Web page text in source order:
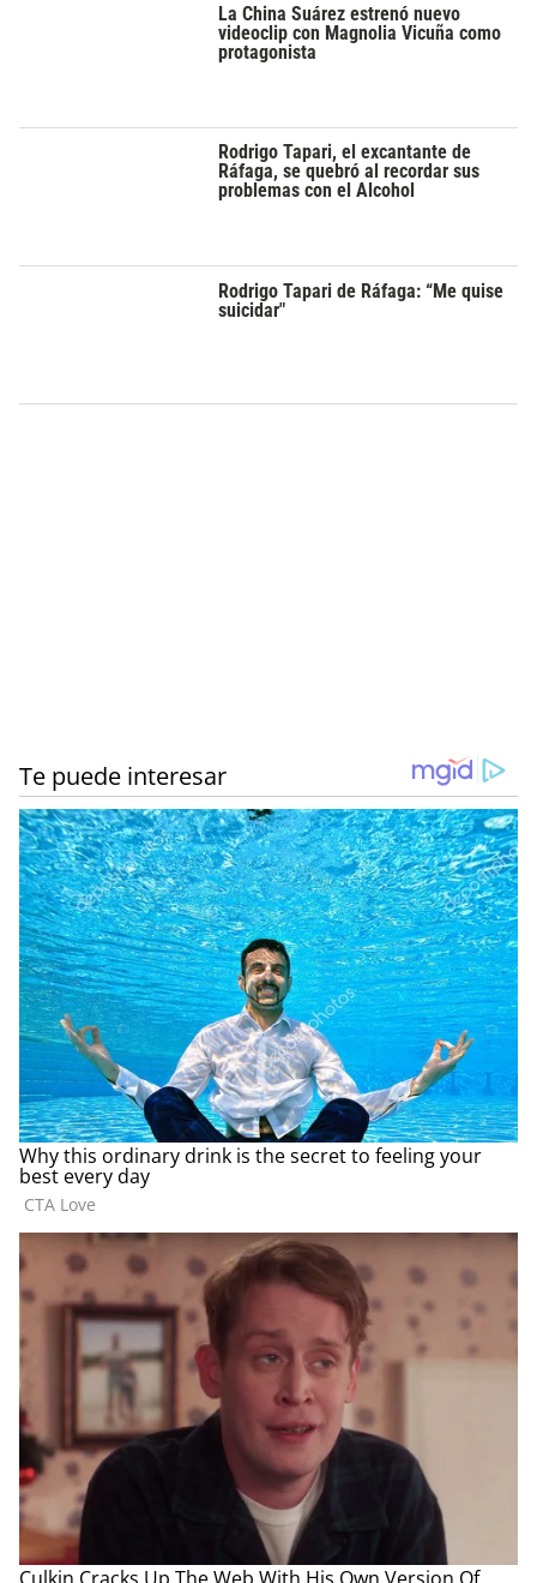
La China Suárez estrenó nuevo
videoclip con Magnolia Vicuña como
protagonista
Rodrigo Tapari, el excantante de
Ráfaga, se quebró al recordar sus
problemas con el Alcohol
Rodrigo Tapari de Ráfaga: “Me quise
suicidar"